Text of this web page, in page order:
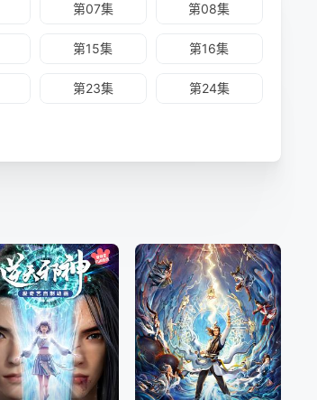
第07集 第08集
第15集 第16集
第23集 第24集